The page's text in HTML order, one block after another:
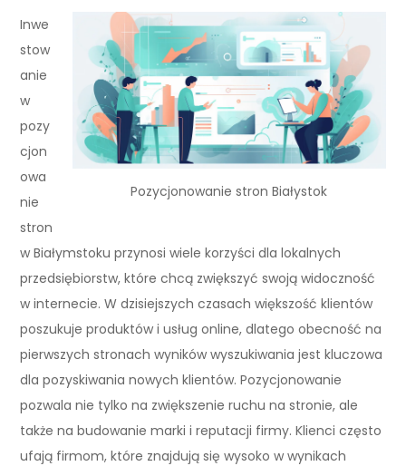
Pozycjonowanie stron Białystok
Inwe
stow
anie
w
pozy
cjon
owa
nie
stron
w Białymstoku przynosi wiele korzyści dla lokalnych
przedsiębiorstw, które chcą zwiększyć swoją widoczność
w internecie. W dzisiejszych czasach większość klientów
poszukuje produktów i usług online, dlatego obecność na
pierwszych stronach wyników wyszukiwania jest kluczowa
dla pozyskiwania nowych klientów. Pozycjonowanie
pozwala nie tylko na zwiększenie ruchu na stronie, ale
także na budowanie marki i reputacji firmy. Klienci często
ufają firmom, które znajdują się wysoko w wynikach